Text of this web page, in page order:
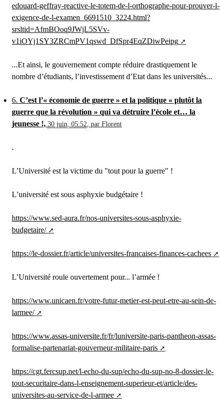
edouard-geffray-reactive-le-totem-de-l-orthographe-pour-prouver-l-
exigence-de-l-examen_6691510_3224.html?
srsltid=AfmBOoq9JWjL5SVv-
v1iOYj1SY3ZRCmPV1qswd_DfSpr4EqZDiwPeipg
...Et ainsi, le gouvernement compte réduire drastiquement le
nombre d’étudiants, l’investissement d’Etat dans les universités...
6. C’est l’« économie de guerre » et la politique « plutôt la
guerre que la révolution » qui va détruire l’école et… la
jeunesse !, 30 juin, 05:52 par Florent
.
L’Université est la victime du "tout pour la guerre" !
L’université est sous asphyxie budgétaire !
https://www.sed-aura.fr/nos-universites-sous-asphyxie-
budgetaire/
https://le-dossier.fr/article/universites-francaises-finances-cachees
L’Université roule ouvertement pour... l’armée !
https://www.unicaen.fr/votre-futur-metier-est-peut-etre-au-sein-de-
larmee/
https://www.assas-universite.fr/fr/luniversite-paris-pantheon-assas-
formalise-partenariat-gouverneur-militaire-paris
https://cgt.fercsup.net/l-echo-du-sup/echo-du-sup-no-8-dossier-le-
tout-securitaire-dans-l-enseignement-superieur-et/article/des-
universites-au-service-de-l-armee